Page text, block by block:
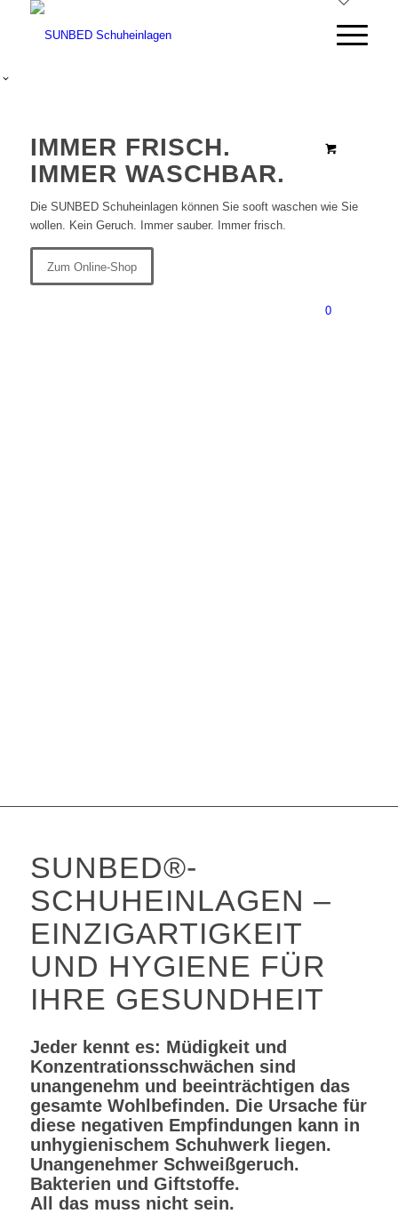
0
IMMER FRISCH.
IMMER WASCHBAR.
Die SUNBED Schuheinlagen können Sie sooft waschen wie Sie
wollen. Kein Geruch. Immer sauber. Immer frisch.
Zum Online-Shop
SUNBED®-
SCHUHEINLAGEN –
EINZIGARTIGKEIT
UND HYGIENE FÜR
IHRE GESUNDHEIT
Jeder kennt es: Müdigkeit und
Konzentrationsschwächen sind
unangenehm und beeinträchtigen das
gesamte Wohlbefinden. Die Ursache für
diese negativen Empfindungen kann in
unhygienischem Schuhwerk liegen.
Unangenehmer Schweißgeruch.
Bakterien und Giftstoffe.
All das muss nicht sein.